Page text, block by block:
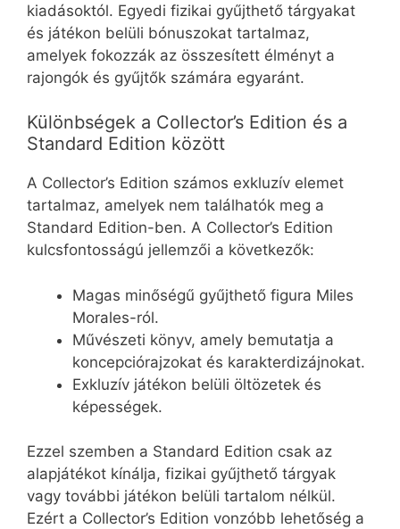
kiadásoktól. Egyedi fizikai gyűjthető tárgyakat
és játékon belüli bónuszokat tartalmaz,
amelyek fokozzák az összesített élményt a
rajongók és gyűjtők számára egyaránt.
Különbségek a Collector’s Edition és a
Standard Edition között
A Collector’s Edition számos exkluzív elemet
tartalmaz, amelyek nem találhatók meg a
Standard Edition-ben. A Collector’s Edition
kulcsfontosságú jellemzői a következők:
Magas minőségű gyűjthető figura Miles
Morales-ról.
Művészeti könyv, amely bemutatja a
koncepciórajzokat és karakterdizájnokat.
Exkluzív játékon belüli öltözetek és
képességek.
Ezzel szemben a Standard Edition csak az
alapjátékot kínálja, fizikai gyűjthető tárgyak
vagy további játékon belüli tartalom nélkül.
Ezért a Collector’s Edition vonzóbb lehetőség a